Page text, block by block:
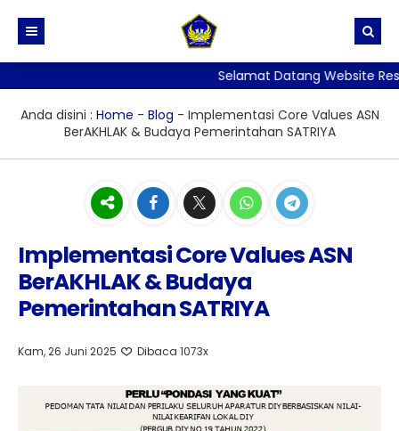
PROFIL
Stuktur Organisasi Sekolah
Kurikulum
Kesiswaan
Kehumasan
Sarana Prasarana
SKM
PERPUSTAKAAN
ADIWIYATA
TATA TERTIB
GALERI
LAYANAN
E-Rapor
Penelitian
Persuratan, Legalisir
ALUMNI
Selamat Datang Website
Anda disini : Home - Blog - Implementasi Core Values ASN
BerAKHLAK & Budaya Pemerintahan SATRIYA
Implementasi Core Values ASN
BerAKHLAK & Budaya
Pemerintahan SATRIYA
Kam, 26 Juni 2025 Dibaca 1073x